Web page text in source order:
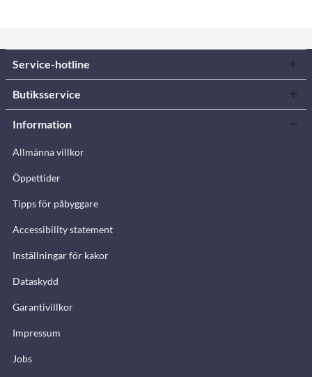
Service-hotline
Butiksservice
Information
Allmänna villkor
Öppettider
Tipps för påbyggare
Accessibility statement
Inställningar för kakor
Dataskydd
Garantivillkor
Impressum
Jobs